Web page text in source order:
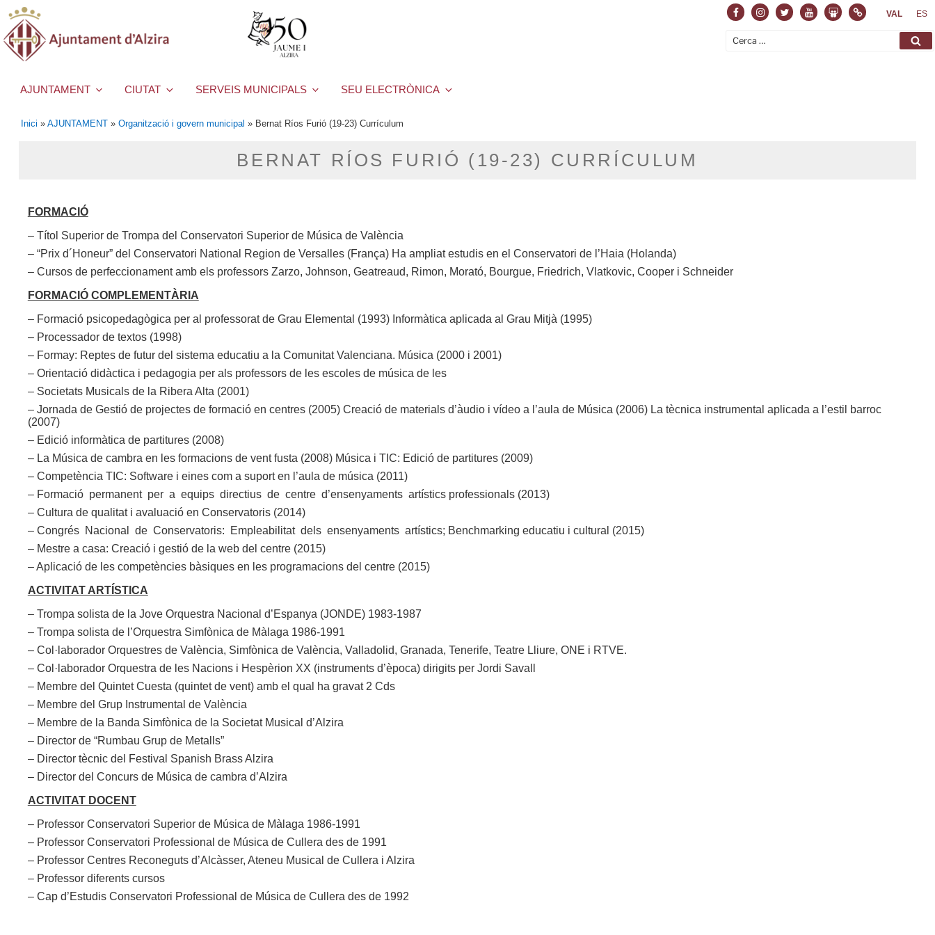
FacebookInstagram
TwitterYoutubeSlideshare
NormasVAL ES
Cerca:
AJUNTAMENT CIUTAT SERVEIS MUNICIPALS SEU ELECTRÒNICA
Inici » AJUNTAMENT » Organització i govern municipal » Bernat Ríos Furió (19-23) Currículum
BERNAT RÍOS FURIÓ (19-23) CURRÍCULUM
FORMACIÓ
– Títol Superior de Trompa del Conservatori Superior de Música de València
– “Prix d´Honeur” del Conservatori National Region de Versalles (França) Ha ampliat estudis en el Conservatori de l’Haia (Holanda)
– Cursos de perfeccionament amb els professors Zarzo, Johnson, Geatreaud, Rimon, Morató, Bourgue, Friedrich, Vlatkovic, Cooper i Schneider
FORMACIÓ COMPLEMENTÀRIA
– Formació psicopedagògica per al professorat de Grau Elemental (1993) Informàtica aplicada al Grau Mitjà (1995)
– Processador de textos (1998)
– Formay: Reptes de futur del sistema educatiu a la Comunitat Valenciana. Música (2000 i 2001)
– Orientació didàctica i pedagogia per als professors de les escoles de música de les
– Societats Musicals de la Ribera Alta (2001)
– Jornada de Gestió de projectes de formació en centres (2005) Creació de materials d’àudio i vídeo a l’aula de Música (2006) La tècnica instrumental aplicada a l’estil barroc
(2007)
– Edició informàtica de partitures (2008)
– La Música de cambra en les formacions de vent fusta (2008) Música i TIC: Edició de partitures (2009)
– Competència TIC: Software i eines com a suport en l’aula de música (2011)
– Formació permanent per a equips directius de centre d’ensenyaments artístics professionals (2013)
– Cultura de qualitat i avaluació en Conservatoris (2014)
– Congrés Nacional de Conservatoris: Empleabilitat dels ensenyaments artístics; Benchmarking educatiu i cultural (2015)
– Mestre a casa: Creació i gestió de la web del centre (2015)
– Aplicació de les competències bàsiques en les programacions del centre (2015)
ACTIVITAT ARTÍSTICA
– Trompa solista de la Jove Orquestra Nacional d’Espanya (JONDE) 1983-1987
– Trompa solista de l’Orquestra Simfònica de Màlaga 1986-1991
– Col·laborador Orquestres de València, Simfònica de València, Valladolid, Granada, Tenerife, Teatre Lliure, ONE i RTVE.
– Col·laborador Orquestra de les Nacions i Hespèrion XX (instruments d’època) dirigits per Jordi Savall
– Membre del Quintet Cuesta (quintet de vent) amb el qual ha gravat 2 Cds
– Membre del Grup Instrumental de València
– Membre de la Banda Simfònica de la Societat Musical d’Alzira
– Director de “Rumbau Grup de Metalls”
– Director tècnic del Festival Spanish Brass Alzira
– Director del Concurs de Música de cambra d’Alzira
ACTIVITAT DOCENT
– Professor Conservatori Superior de Música de Màlaga 1986-1991
– Professor Conservatori Professional de Música de Cullera des de 1991
– Professor Centres Reconeguts d’Alcàsser, Ateneu Musical de Cullera i Alzira
– Professor diferents cursos
– Cap d’Estudis Conservatori Professional de Música de Cullera des de 1992